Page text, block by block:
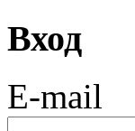
Вход
E-mail